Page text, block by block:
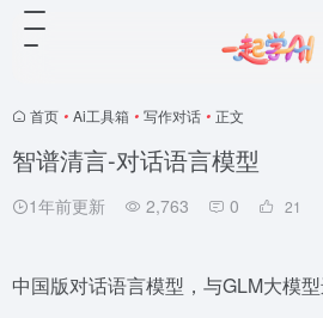
首页 • Ai工具箱 • 写作对话 • 正文
智谱清言-对话语言模型
1年前更新 2,763 0 21
中国版对话语言模型，与GLM大模型